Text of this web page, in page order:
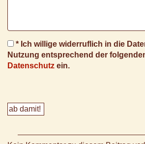
* Ich willige widerruflich in die
Nutzung entsprechend der
Datenschutz ein.